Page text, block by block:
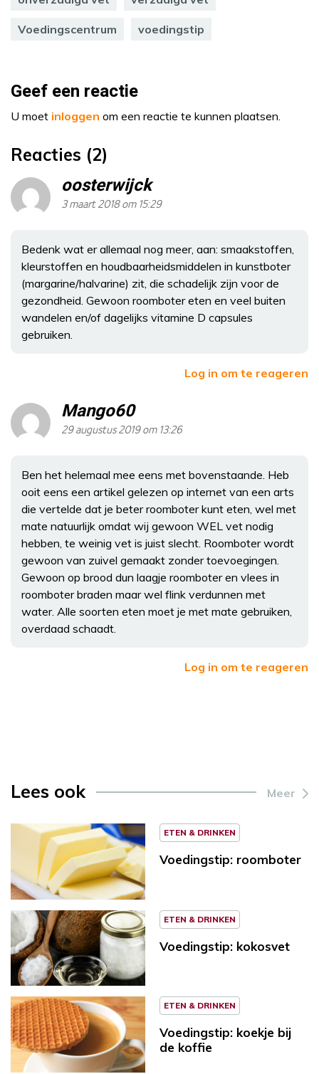
Voedingscentrum voedingstip
Geef een reactie
U moet inloggen om een reactie te kunnen plaatsen.
Reacties (2)
oosterwijck
3 maart 2018 om 15:29
Bedenk wat er allemaal nog meer, aan: smaakstoffen,
kleurstoffen en houdbaarheidsmiddelen in kunstboter
(margarine/halvarine) zit, die schadelijk zijn voor de
gezondheid. Gewoon roomboter eten en veel buiten
wandelen en/of dagelijks vitamine D capsules
gebruiken.
Log in om te reageren
Mango60
29 augustus 2019 om 13:26
Ben het helemaal mee eens met bovenstaande. Heb
ooit eens een artikel gelezen op internet van een arts
die vertelde dat je beter roomboter kunt eten, wel met
mate natuurlijk omdat wij gewoon WEL vet nodig
hebben, te weinig vet is juist slecht. Roomboter wordt
gewoon van zuivel gemaakt zonder toevoegingen.
Gewoon op brood dun laagje roomboter en vlees in
roomboter braden maar wel flink verdunnen met
water. Alle soorten eten moet je met mate gebruiken,
overdaad schaadt.
Log in om te reageren
Lees ook Meer
ETEN & DRINKEN
Voedingstip: roomboter
ETEN & DRINKEN
Voedingstip: kokosvet
ETEN & DRINKEN
Voedingstip: koekje bij
de koffie